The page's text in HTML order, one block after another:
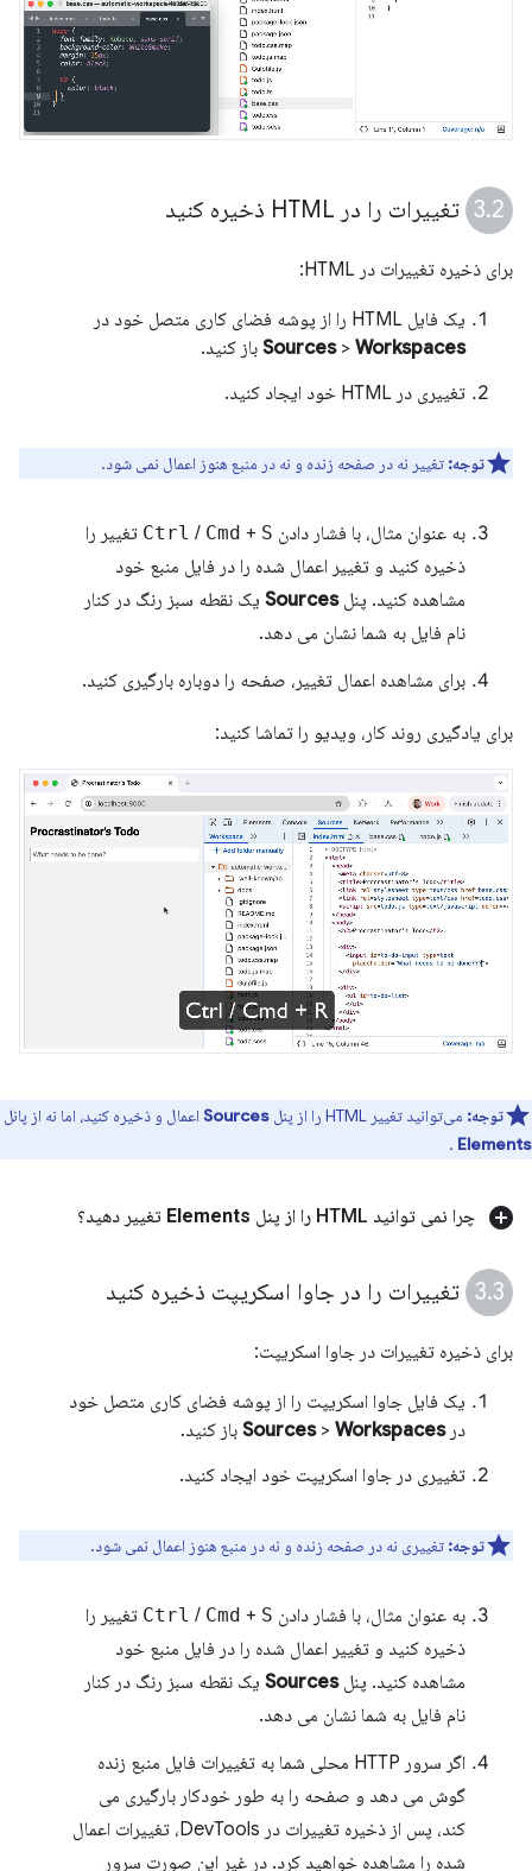
تغییرات را در HTML ذخیره کنید
برای ذخیره تغییرات در HTML:
یک فایل HTML را از پوشه فضای کاری متصل خود در
Sources> Workspaces
باز کنید.
تغییری در HTML خود ایجاد کنید.
توجه: تغییر نه در صفحه زنده و نه در منبع هنوز اعمال نمی شود.
به عنوان مثال، با فشار دادن Ctrl / Cmd + S
تغییر را
ذخیره کنید و تغییر اعمال شده را در فایل منبع خود
مشاهده کنید. پنلSources یک نقطه سبز رنگ در کنار
نام فایل به شما نشان می دهد.
برای مشاهده اعمال تغییر، صفحه را دوباره بارگیری کنید.
برای یادگیری روند کار، ویدیو را تماشا کنید:
توجه: می‌توانید تغییر HTML را از پنل Sources اعمال و ذخیره کنید، اما نه از پانل
Elements
.
چرا نمی توانید HTML را از پنل Elements تغییر دهید؟
تغییرات را در جاوا اسکریپت ذخیره کنید
برای ذخیره تغییرات در جاوا اسکریپت:
یک فایل جاوا اسکریپت را از پوشه فضای کاری متصل خود
در
Sources> Workspaces
باز کنید.
تغییری در جاوا اسکریپت خود ایجاد کنید.
توجه: تغییری نه در صفحه زنده و نه در منبع هنوز اعمال نمی شود.
به عنوان مثال، با فشار دادن Ctrl / Cmd + S
تغییر را
ذخیره کنید و تغییر اعمال شده را در فایل منبع خود
مشاهده کنید. پنلSources یک نقطه سبز رنگ در کنار
نام فایل به شما نشان می دهد.
اگر سرور HTTP محلی شما به تغییرات فایل منبع زنده
گوش می دهد و صفحه را به طور خودکار بارگیری می
کند، پس از ذخیره تغییرات در DevTools، تغییرات اعمال
شده را مشاهده خواهید کرد. در غیر این صورت سرور